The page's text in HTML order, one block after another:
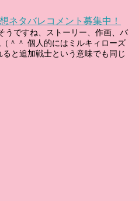
ネタバレコメント募集中！
うですね、ストーリー、作画、バ
＾＾ 個人的にはミルキィローズ
と追加戦士という意味でも同じ